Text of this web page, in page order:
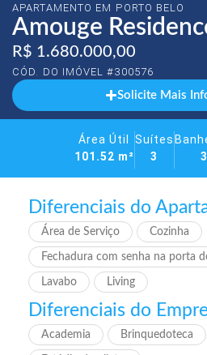
APARTAMENTO EM PORTO BELO
Amouge
R$ 1.680.000,00
CÓD. DO IMÓVEL #300576
Solicite Mais
Área Útil
101.52 m²
Suítes
3
3
Diferenciais do
Área de Serviço Cozinha
Fechadura com senha na porta
Lavabo Living
Diferenciais do
Academia Brinquedoteca